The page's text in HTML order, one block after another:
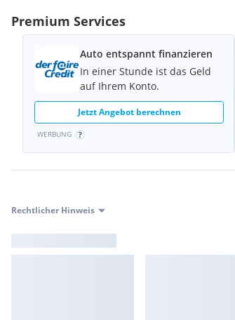
Premium Services
Auto entspannt finanzieren
In einer Stunde ist das Geld
auf Ihrem Konto.
Jetzt Angebot berechnen
WERBUNG
Rechtlicher Hinweis